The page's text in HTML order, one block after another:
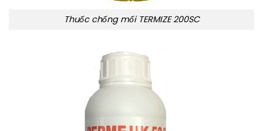
Thuốc chống mối TERMIZE 200SC